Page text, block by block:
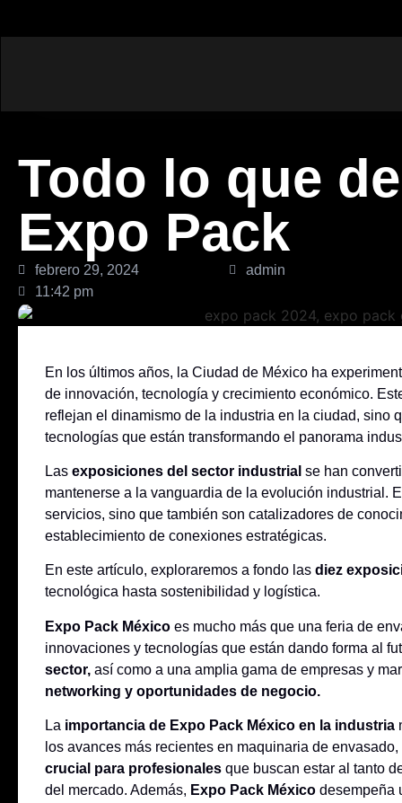
Todo lo que
Expo Pack
febrero 29, 2024
admin
11:42 pm
En los últimos años, la Ciudad de México ha
de innovación, tecnología y crecimiento económico.
reflejan el dinamismo de la industria en la ciudad, sino
tecnologías que están transformando el panorama
Las exposiciones del sector industrial se han
mantenerse a la vanguardia de la evolución industrial.
servicios, sino que también son catalizadores de
establecimiento de conexiones estratégicas.
En este artículo, exploraremos a fondo las diez
tecnológica hasta sostenibilidad y logística.
Expo Pack México es mucho más que una feria de
innovaciones y tecnologías que están dando forma al
sector, así como a una amplia gama de empresas y
networking y oportunidades de negocio.
La importancia de Expo Pack México en la industria
los avances más recientes en maquinaria de
crucial para profesionales que buscan estar al tanto
del mercado. Además, Expo Pack México desempeña